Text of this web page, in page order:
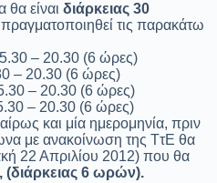
είναι διάρκειας 30
τις παρακάτω
– 20.30 (6 ώρες)
– 20.30 (6 ώρες)
– 20.30 (6 ώρες)
– 20.30 (6 ώρες)
και μία ημερομηνία, πριν
με ανακοίνωση της ΤτΕ θα
22 Απριλίου 2012) που θα
6 ωρών).